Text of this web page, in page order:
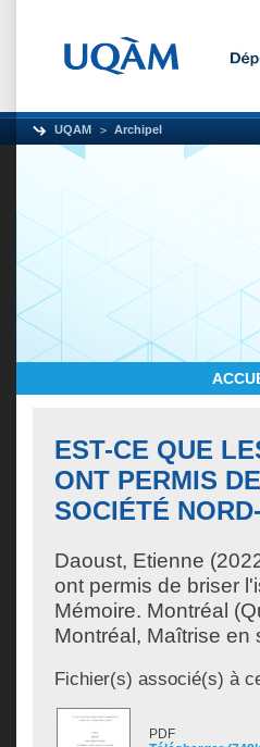
UQAM Archipel
EST-CE QUE
ONT PERMIS
SOCIÉTÉ
Daoust, Etienne
ont permis de briser
Mémoire. Montréal
Montréal, Maîtrise en
Fichier(s) associé(s) à
PDF